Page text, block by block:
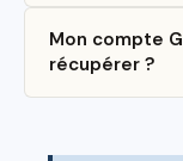
Mon compte
récupérer ?